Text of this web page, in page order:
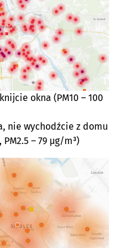
okna (PM10 – 100
nie wychodźcie z domu
– 79 µg/m³)